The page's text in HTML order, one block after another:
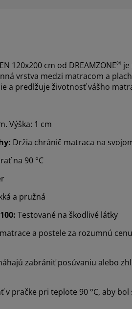
120x200 cm od DREAMZONE® je
vrstva medzi matracom a
a predlžuje životnosť vášho
Výška: 1 cm
Držia chránič matraca na
na 90 °C
a pružná
Testované na škodlivé látky
a postele za rozumnú
zabrániť posúvaniu alebo
pračke pri teplote 90 °C, aby